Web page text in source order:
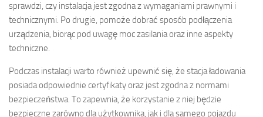
sprawdzi, czy instalacja jest zgodna z wymaganiami prawnymi i
technicznymi. Po drugie, pomoże dobrać sposób podłączenia
urządzenia, biorąc pod uwagę moc zasilania oraz inne aspekty
techniczne.
Podczas instalacji warto również upewnić się, że stacja ładowania
posiada odpowiednie certyfikaty oraz jest zgodna z normami
bezpieczeństwa. To zapewnia, że korzystanie z niej będzie
bezpieczne zarówno dla użytkownika, jak i dla samego pojazdu